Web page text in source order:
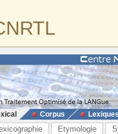
Corpus
Etymologie